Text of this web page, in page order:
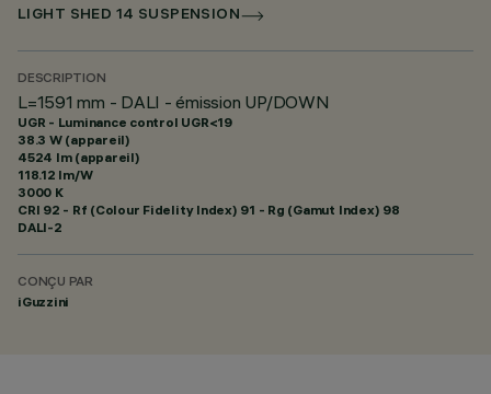
LIGHT SHED 14 SUSPENSION
DESCRIPTION
L=1591 mm - DALI - émission UP/DOWN
UGR - Luminance control UGR<19
38.3 W (appareil)
4524 lm (appareil)
118.12 lm/W
3000 K
CRI 92 - Rf (Colour Fidelity Index) 91 - Rg (Gamut Index) 98
DALI-2
CONÇU PAR
iGuzzini